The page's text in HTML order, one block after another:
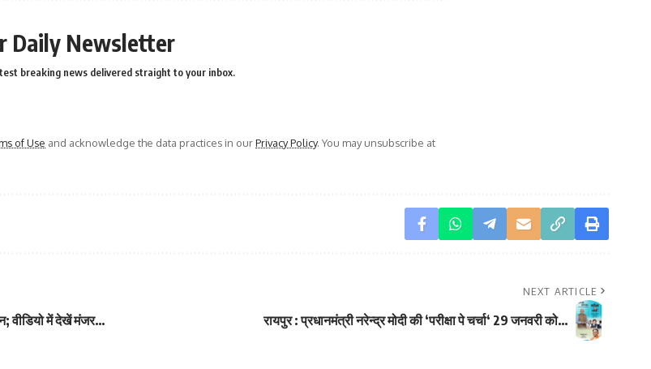
Daily Newsletter
breaking news delivered straight to your inbox.
of Use and acknowledge the data practices in ourPrivacy Policy. You may unsubscribe at
वीडियो में देखें मंजर…
NEXT ARTICLE
रायपुर : प्रधानमंत्री नरेन्द्र मोदी की ‘परीक्षा पे चर्चा‘ 29 जनवरी को…